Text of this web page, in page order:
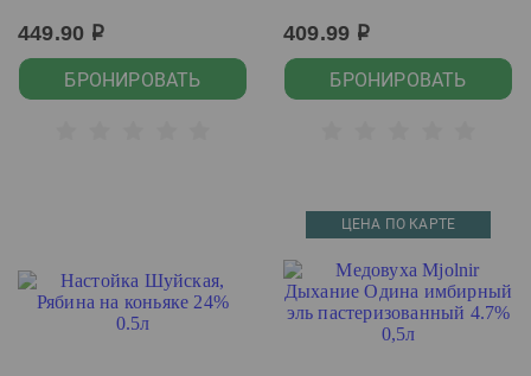
449.90 р
БРОНИРОВАТЬ
409.99 р
БРОНИРОВАТЬ
ЦЕНА ПО КАРТЕ